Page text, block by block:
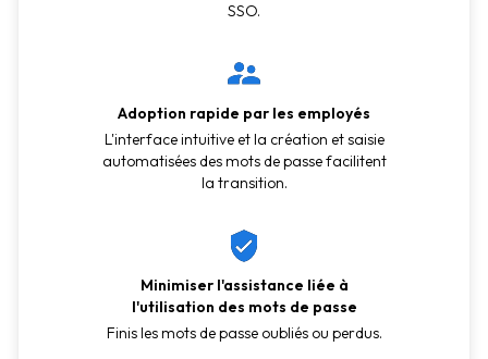
SSO.
Adoption rapide par les employés
L'interface intuitive et la création et saisie
automatisées des mots de passe facilitent
la transition.
Minimiser l'assistance liée à
l'utilisation des mots de passe
Finis les mots de passe oubliés ou perdus.